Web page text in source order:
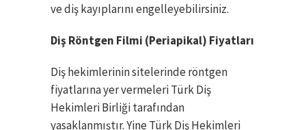
ve diş kayıplarını engelleyebilirsiniz.
Diş Röntgen Filmi (Periapikal) Fiyatları
Diş hekimlerinin sitelerinde röntgen
fiyatlarına yer vermeleri Türk Diş
Hekimleri Birliği tarafından
yasaklanmıştır. Yine Türk Diş Hekimleri